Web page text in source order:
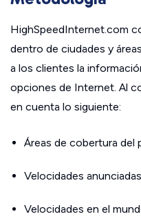
HighSpeedInternet.com
dentro de ciudades y
a los clientes la
opciones de Internet. Al
en cuenta lo siguiente:
Áreas de cobertura del
Velocidades anunciadas
Velocidades en el